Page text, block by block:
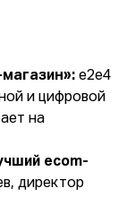
e2e4
и цифровой
на
ecom-
директор